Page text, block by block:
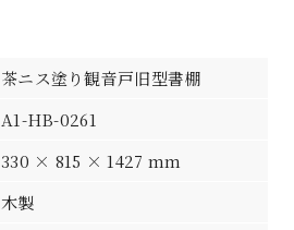
茶ニス塗り観音戸旧型書棚
A1-HB-0261
330 × 815 × 1427 mm
木製